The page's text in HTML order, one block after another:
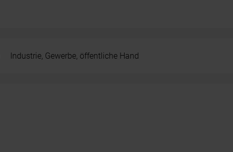
Industrie, Gewerbe, öffentliche Hand